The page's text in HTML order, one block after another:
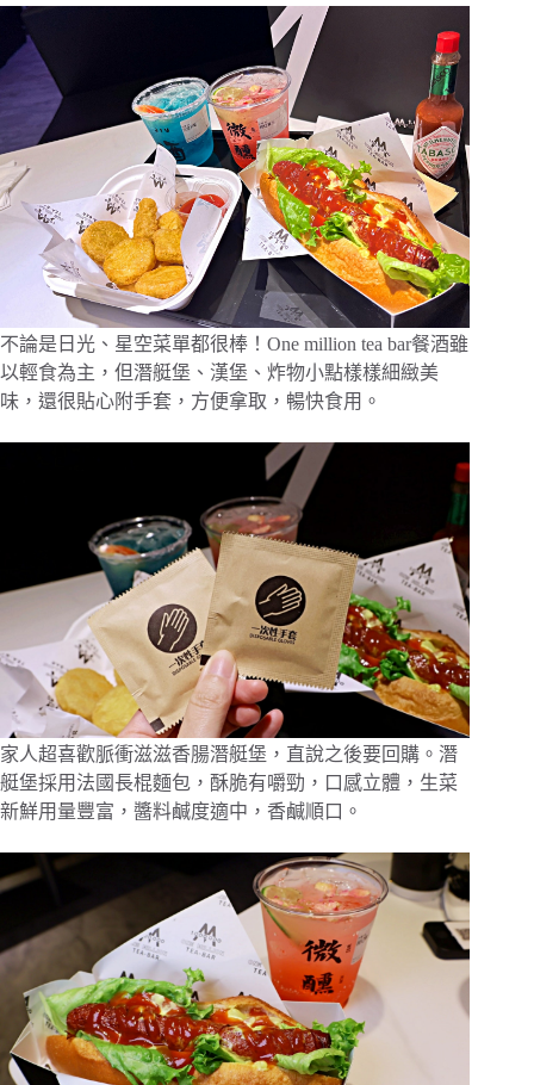
不論是日光、星空菜單都很棒！One million tea bar餐酒雖
以輕食為主，但潛艇堡、漢堡、炸物小點樣樣細緻美
味，還很貼心附手套，方便拿取，暢快食用。
家人超喜歡脈衝滋滋香腸潛艇堡，直說之後要回購。潛
艇堡採用法國長棍麵包，酥脆有嚼勁，口感立體，生菜
新鮮用量豐富，醬料鹹度適中，香鹹順口。